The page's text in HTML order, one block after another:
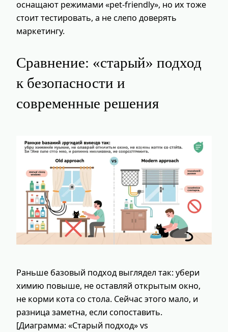
оснащают режимами «pet-friendly», но их тоже
стоит тестировать, а не слепо доверять
маркетингу.
Сравнение: «старый» подход
к безопасности и
современные решения
Раньше базовый подход выглядел так: убери
химию повыше, не оставляй открытым окно,
не корми кота со стола. Сейчас этого мало, и
разница заметна, если сопоставить.
[Диаграмма: «Старый подход» vs